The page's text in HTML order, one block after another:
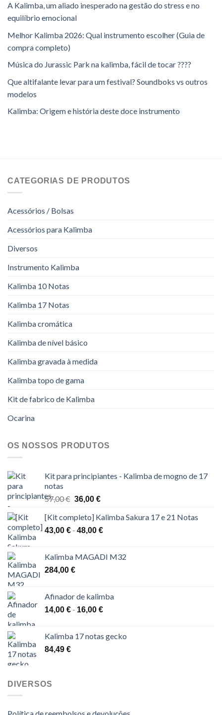
A Kalimba, um aliado inesperado na gestão do stress e no
equilíbrio emocional
Melhor Kalimba 2026: Qual instrumento escolher (Guia de
compra completo)
Música do Jurassic Park na kalimba, fácil de tocar ????
Que altifalante levar para um festival? Soundboks vs outros
modelos
Kalimba: Origem e história deste doce instrumento
CATEGORIAS DE PRODUTOS
Acessórios / Bolsas
Acessórios para Kalimba
Diversos
Instrumento Kalimba
Kalimba 10 Notas
Kalimba 17 Notas
Kalimba cromática
Kalimba de nível básico
Kalimba gravada à medida
Kalimba topo de gama
Kit de fabrico de Kalimba
Ocarina
OS NOSSOS PRODUTOS
Kit para principiantes - Kalimba de mogno de 17
notas
57,00€ O
original
era:
36,00 €O
atual
é:
[Kit completo] Kalimba Sakura 17 e 21 Notas
43,00 € - 48,00 €Gama
43,00 €
Kalimba MAGADI M32
284,00 €
Afinador de kalimba
14,00 € - 16,00 €Gama
14,00 €
Kalimba 17 notas gecko
84,49 €
DIVERSOS